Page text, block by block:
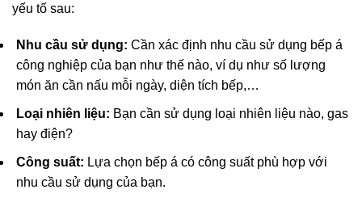
yếu tố sau:
Nhu cầu sử dụng: Cần xác định nhu cầu sử dụng bếp á
công nghiệp của bạn như thế nào, ví dụ như số lượng
món ăn cần nấu mỗi ngày, diện tích bếp,…
Loại nhiên liệu: Bạn cần sử dụng loại nhiên liệu nào, gas
hay điện?
Công suất: Lựa chọn bếp á có công suất phù hợp với
nhu cầu sử dụng của bạn.